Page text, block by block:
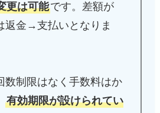
更は可能です。差額が
返金→支払いとなりま
数制限はなく手数料はか
有効期限が設けられてい